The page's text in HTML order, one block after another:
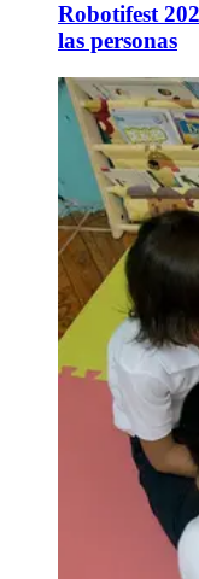
Robotifest
las personas